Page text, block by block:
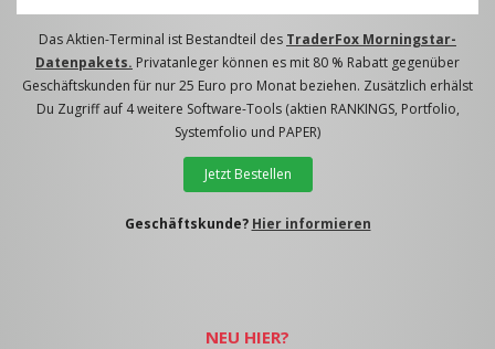
Das Aktien-Terminal ist Bestandteil des TraderFox Morningstar-
Datenpakets. Privatanleger können es mit 80 % Rabatt gegenüber
Geschäftskunden für nur 25 Euro pro Monat beziehen. Zusätzlich erhälst
Du Zugriff auf 4 weitere Software-Tools (aktien RANKINGS, Portfolio,
Systemfolio und PAPER)
Jetzt Bestellen
Geschäftskunde? Hier informieren
NEU HIER?